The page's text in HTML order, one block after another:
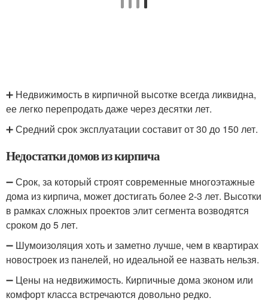
➕ Недвижимость в кирпичной высотке всегда ликвидна,
ее легко перепродать даже через десятки лет.
➕ Средний срок эксплуатации составит от 30 до 150 лет.
Недостатки домов из кирпича
➖ Срок, за который строят современные многоэтажные
дома из кирпича, может достигать более 2-3 лет. Высотки
в рамках сложных проектов элит сегмента возводятся
сроком до 5 лет.
➖ Шумоизоляция хоть и заметно лучше, чем в квартирах
новостроек из панелей, но идеальной ее назвать нельзя.
➖ Цены на недвижимость. Кирпичные дома эконом или
комфорт класса встречаются довольно редко.